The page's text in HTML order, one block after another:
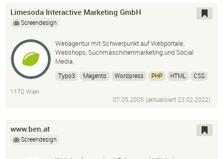
Limesoda Interactive Marketing GmbH
Screendesign
Webagentur mit Schwerpunkt auf Webportale,
Webshops, Suchmaschinenmarketing und Social
Media.
Typo3 Magento Wordpress PHP HTML
CSS
1170 Wien
07.05.2005 (aktualisiert23.02.2022)
www.ben.at
Screendesign